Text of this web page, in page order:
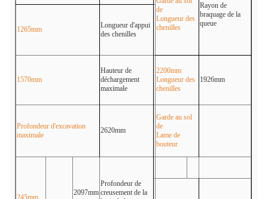
de
Longueur des
chenilles
Rayon de
braquage de la
queue
1265mm
Longueur d'appui
des chenilles
1570mm
Hauteur de
déchargement
maximale
2200mm
Longueur des
chenilles
1926mm
Profondeur d'excavation
maximale
2620mm
Garde au sol
de
Lame de
bouteur
245mm
2097mm
Profondeur de
creusement de la